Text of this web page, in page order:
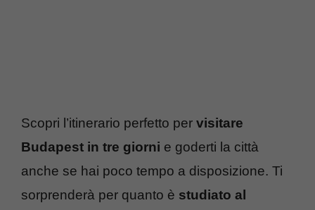
Scopri l’itinerario perfetto per visitare
Budapest in tre giorni e goderti la città
anche se hai poco tempo a disposizione. Ti
sorprenderà per quanto è studiato al